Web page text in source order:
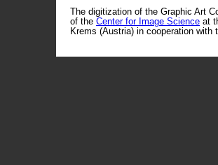
The digitization of the Graphic Art
of the Center for Image Science at
Krems (Austria) in cooperation with